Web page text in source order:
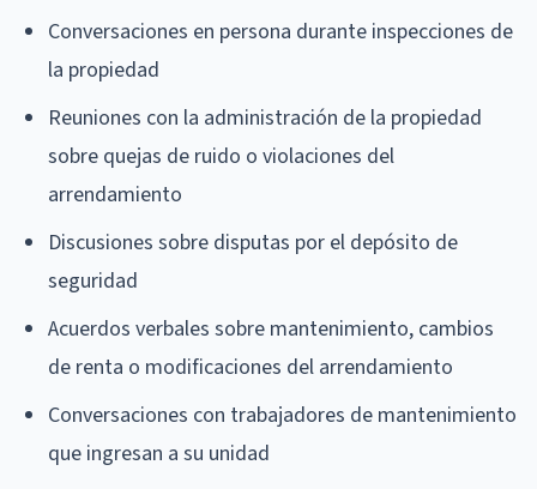
Conversaciones en persona durante inspecciones de
la propiedad
Reuniones con la administración de la propiedad
sobre quejas de ruido o violaciones del
arrendamiento
Discusiones sobre disputas por el depósito de
seguridad
Acuerdos verbales sobre mantenimiento, cambios
de renta o modificaciones del arrendamiento
Conversaciones con trabajadores de mantenimiento
que ingresan a su unidad